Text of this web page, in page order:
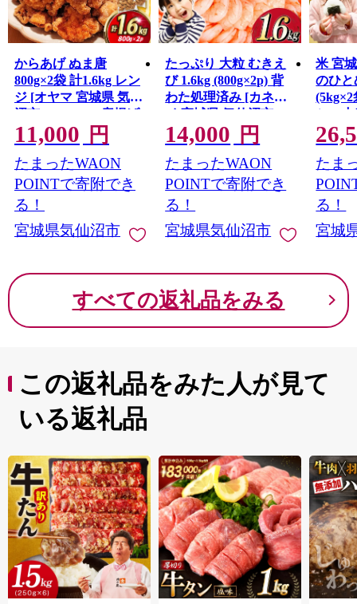
からあげ ぬま唐
800g×2袋 計1.6kg レン
ジ [オヤマ 宮城県 気仙
沼市 20565702] 唐揚げ
冷凍 レンチン レンジ
調理 簡単調理 調理済
み から揚げ 鶏 鶏肉 冷
凍食品 お弁当 弁当 お
かず お惣菜 惣菜 おつ
まみ 感想
11,000 円
たまったWAON
POINTで寄附でき
る！
宮城県気仙沼市
たっぷり 大粒 むきえ
び 1.6kg (800g×2p) 背
わた処理済み [カネダ
イ 宮城県 気仙沼市
20564351] えび 冷凍 剥
き海老 むきエビ 海鮮
業務用 バラ凍結 剥き
えび むき海老 魚介 エ
ビ 海老 小分け むき身
14,000 円
たまったWAON
POINTで寄附でき
る！
宮城県気仙沼市
米 宮
のひと
シュ
気仙沼
とめぼ
白米
コメ
家庭用
たま
る！
宮城
すべての返礼品をみる
この返礼品をみた人が見て
いる返礼品